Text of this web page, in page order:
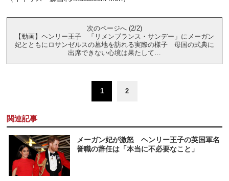
次のページへ (2/2)
【動画】ヘンリー王子 「リメンブランス・サンデー」にメーガン
妃とともにロサンゼルスの墓地を訪れる実際の様子 母国の式典に
出席できない心境は果たして…
1 2
関連記事
メーガン妃が激怒 ヘンリー王子の英国軍名
誉職の辞任は「本当に不必要なこと」